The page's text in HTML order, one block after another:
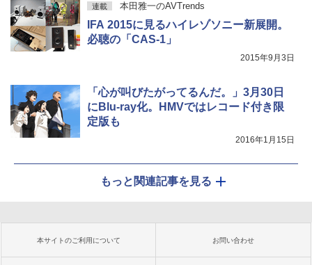
連載 本田雅一のAVTrends
IFA 2015に見るハイレゾソニー新展開。
必聴の「CAS-1」
2015年9月3日
「心が叫びたがってるんだ。」3月30日
にBlu-ray化。HMVではレコード付き限
定版も
2016年1月15日
もっと関連記事を見る
本サイトのご利用について お問い合わせ